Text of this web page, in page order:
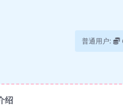
普通用户:
绍